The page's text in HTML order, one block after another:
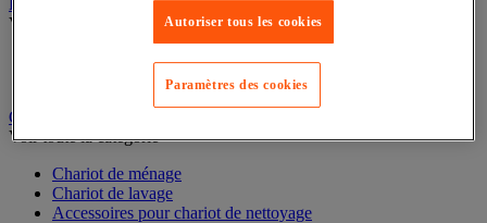
Voir toute la catégorie
Essuie-mains en feuilles ou rouleau
Distributeur d'essuie-mains
Chariot de nettoyage
Voir toute la catégorie
Chariot de ménage
Chariot de lavage
Accessoires pour chariot de nettoyage
Autoriser tous les cookies
Paramètres des cookies